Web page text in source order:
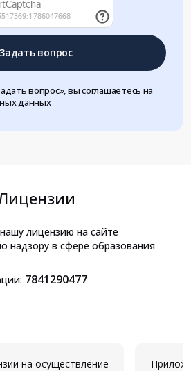
Задать вопрос
вопрос», вы соглашаетесь на
данных
лицензию на сайте
надзору в сфере образования
7841290477
на осуществление